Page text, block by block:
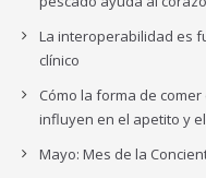
La interoperabilidad es
clínico
Cómo la forma de
influyen en el apetito y
Mayo: Mes de la